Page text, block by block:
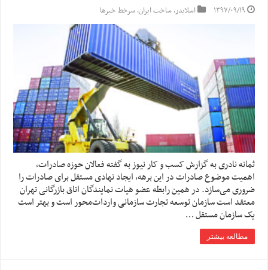
۱۳۹۷/۰۹/۱۹ اسلایدر,ساخت ایران,سرخط خبرها
ثمانه نادری به گزارش کسب و کار نیوز به گفته فعالان حوزه صادرات،
اهمیت موضوع صادرات در این برهه، ایجاد نهادی مستقل برای صادرات را
ضروری می‌سازد. در همین رابطه عضو هیات نمایندگان اتاق بازرگانی تهران
معتقد است سازمان توسعه تجارت سازمانی واردات‌محور است و بهتر است
یک سازمان مستقل …
مطالعه بیشتر